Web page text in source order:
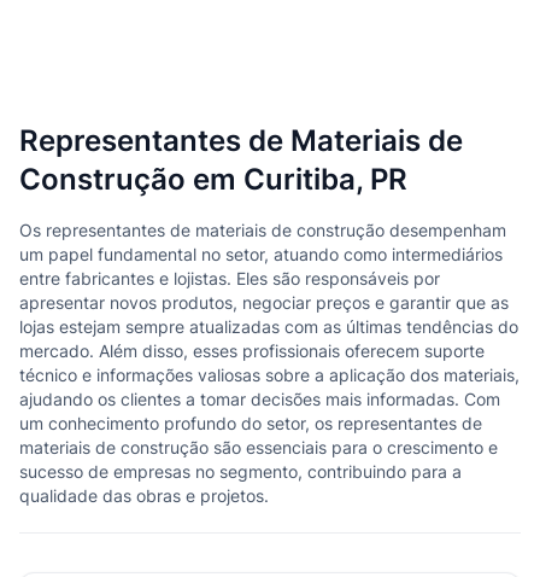
Representantes de Materiais de
Construção em Curitiba, PR
Os representantes de materiais de construção desempenham
um papel fundamental no setor, atuando como intermediários
entre fabricantes e lojistas. Eles são responsáveis por
apresentar novos produtos, negociar preços e garantir que as
lojas estejam sempre atualizadas com as últimas tendências do
mercado. Além disso, esses profissionais oferecem suporte
técnico e informações valiosas sobre a aplicação dos materiais,
ajudando os clientes a tomar decisões mais informadas. Com
um conhecimento profundo do setor, os representantes de
materiais de construção são essenciais para o crescimento e
sucesso de empresas no segmento, contribuindo para a
qualidade das obras e projetos.